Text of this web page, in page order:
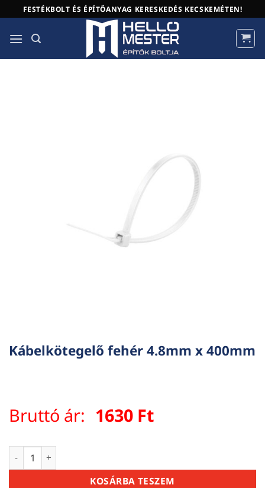
to
content
FESTÉKBOLT ÉS ÉPÍTŐANYAG KERESKEDÉS KECSKEMÉTEN!
Kábelkötegelő fehér 4.8mm x 400mm
Bruttó ár: 1630 Ft
Kábelkötegelő fehér 4.8mm x 400mm mennyiség
KOSÁRBA TESZEM